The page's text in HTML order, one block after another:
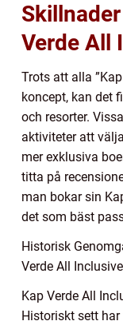
Verde All
Trots att alla
koncept, kan det
och resorter.
aktiviteter att
mer exklusiva
titta på
man bokar sin
det som bäst
Historisk
Verde All Inclusive
Kap Verde All
Historiskt sett